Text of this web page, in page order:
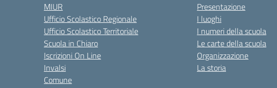
MIUR
Ufficio Scolastico Regionale
Ufficio Scolastico Territoriale
Scuola in Chiaro
Iscrizioni On Line
Invalsi
Comune
Presentazione
I luoghi
I numeri della scuola
Le carte della scuola
Organizzazione
La storia